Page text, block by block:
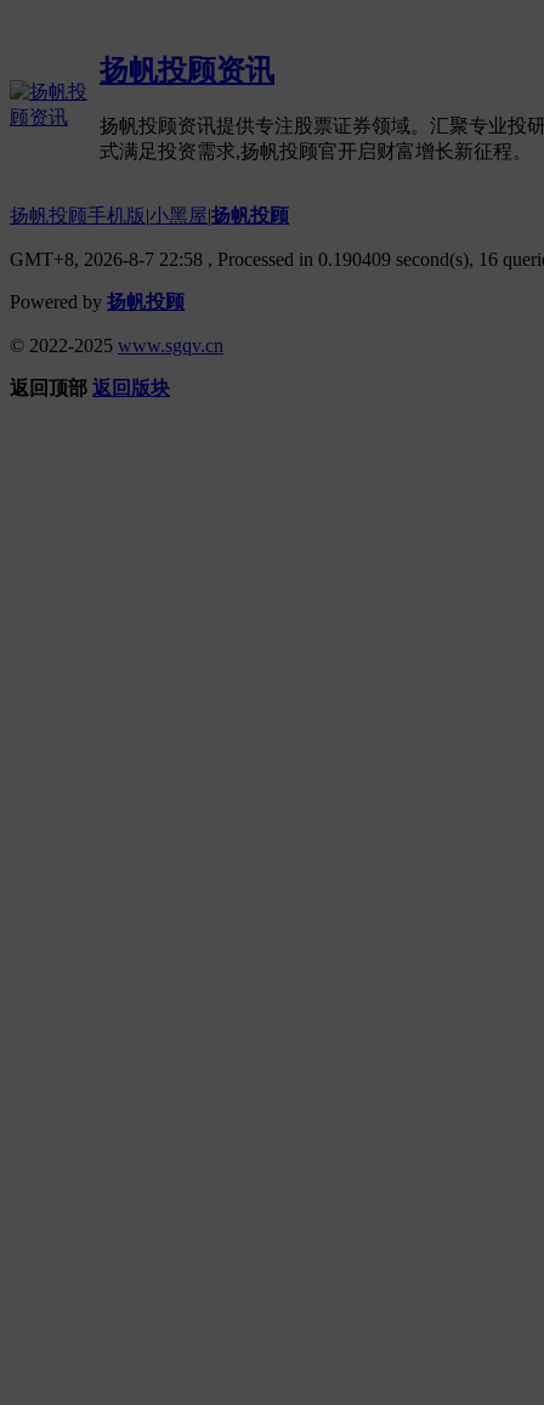
扬帆投顾资讯
扬帆投顾资讯提供专注股票证券领域。汇聚专业投
式满足投资需求,扬帆投顾官开启财富增长新征程。
扬帆投顾手机版|小黑屋|扬帆投顾
GMT+8, 2026-8-7 22:58 , Processed in 0.190409 second(s), 16
Powered by 扬帆投顾
© 2022-2025 www.sgqv.cn
返回顶部 返回版块